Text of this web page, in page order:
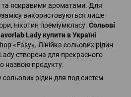
яскравими ароматами. Для
використовуються лише
нікотин преміумкласу. Сольові
Lady купити в Україні
«Easy». Лінійка сольових рідин
створена для прекрасного
назвою продукту.